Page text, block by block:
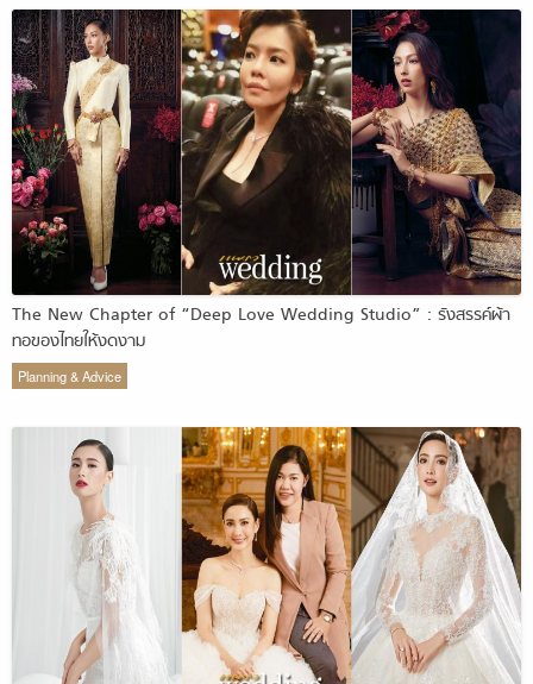
The New Chapter of “Deep Love Wedding Studio” : รังสรรค์ผ้า
ทอของไทยให้งดงาม
Planning & Advice